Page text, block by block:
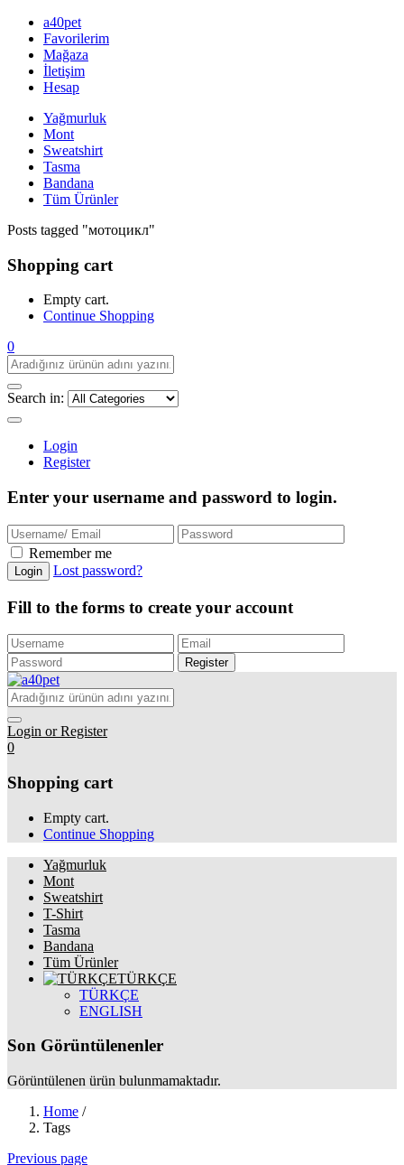
a40pet
Favorilerim
Mağaza
İletişim
Hesap
Yağmurluk
Mont
Sweatshirt
Tasma
Bandana
Tüm Ürünler
Posts tagged "мотоцикл"
Shopping cart
Empty cart.
Continue Shopping
0
Search in:
Login
Register
Enter your username and password to login.
Remember me
Login Lost password?
Fill to the forms to create your account
Register
Login or Register
0
Shopping cart
Empty cart.
Continue Shopping
Yağmurluk
Mont
Sweatshirt
T-Shirt
Tasma
Bandana
Tüm Ürünler
TÜRKÇE
TÜRKÇE
ENGLISH
Son Görüntülenenler
Görüntülenen ürün bulunmamaktadır.
Home /
Tags
Previous page